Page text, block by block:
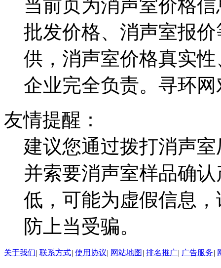
当前页为消声室价格
批发价格、消声室报
供，消声室价格真实
企业完全负责。寻环
友情提醒：
建议您通过拨打消声
并索要消声室样品确
低，可能为虚假信息
防上当受骗。
关于我们| 联系方式| 使用协议| 网站地图 | 排名推广| 广告服务|